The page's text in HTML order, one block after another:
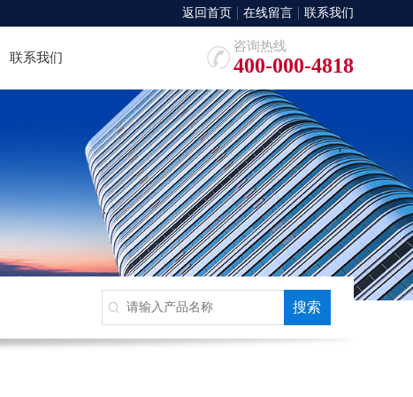
返回首页 在线留言 联系我们
联系我们
咨询热线
400-000-4818